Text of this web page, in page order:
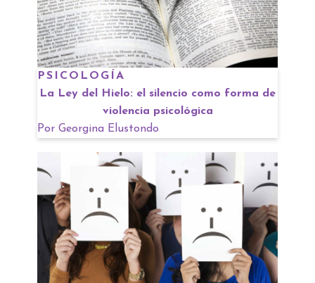
PSICOLOGÍA
La Ley del Hielo: el silencio como forma de
violencia psicológica
Por Georgina Elustondo